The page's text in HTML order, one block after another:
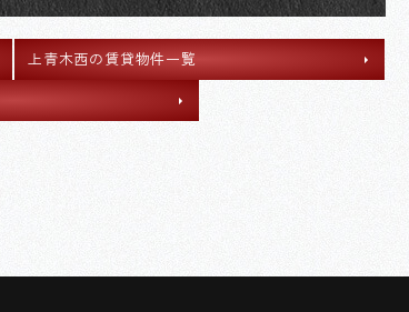
上青木西の賃貸物件一覧